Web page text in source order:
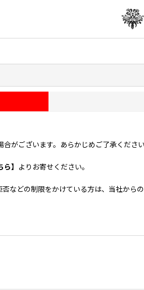
がございます。あらかじめご了承ください
ら】 よりお寄せください。
否などの制限をかけている方は、当社か